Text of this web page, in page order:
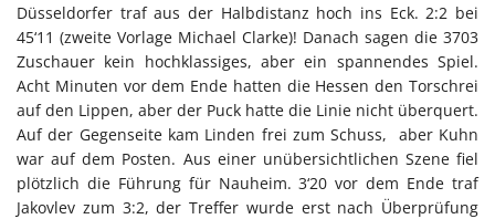
Düsseldorfer traf aus der Halbdistanz hoch ins Eck. 2:2 bei
45‘11 (zweite Vorlage Michael Clarke)! Danach sagen die 3703
Zuschauer kein hochklassiges, aber ein spannendes Spiel.
Acht Minuten vor dem Ende hatten die Hessen den Torschrei
auf den Lippen, aber der Puck hatte die Linie nicht überquert.
Auf der Gegenseite kam Linden frei zum Schuss,
aber Kuhn
war auf dem Posten. Aus einer unübersichtlichen Szene fiel
plötzlich die Führung für Nauheim. 3‘20 vor dem Ende traf
Jakovlev zum 3:2, der Treffer wurde erst nach Überprüfung